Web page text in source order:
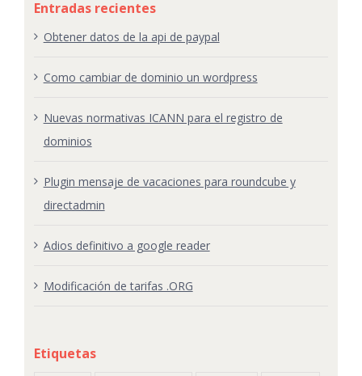
Entradas recientes
Obtener datos de la api de paypal
Como cambiar de dominio un wordpress
Nuevas normativas ICANN para el registro de
dominios
Plugin mensaje de vacaciones para roundcube y
directadmin
Adios definitivo a google reader
Modificación de tarifas .ORG
Etiquetas